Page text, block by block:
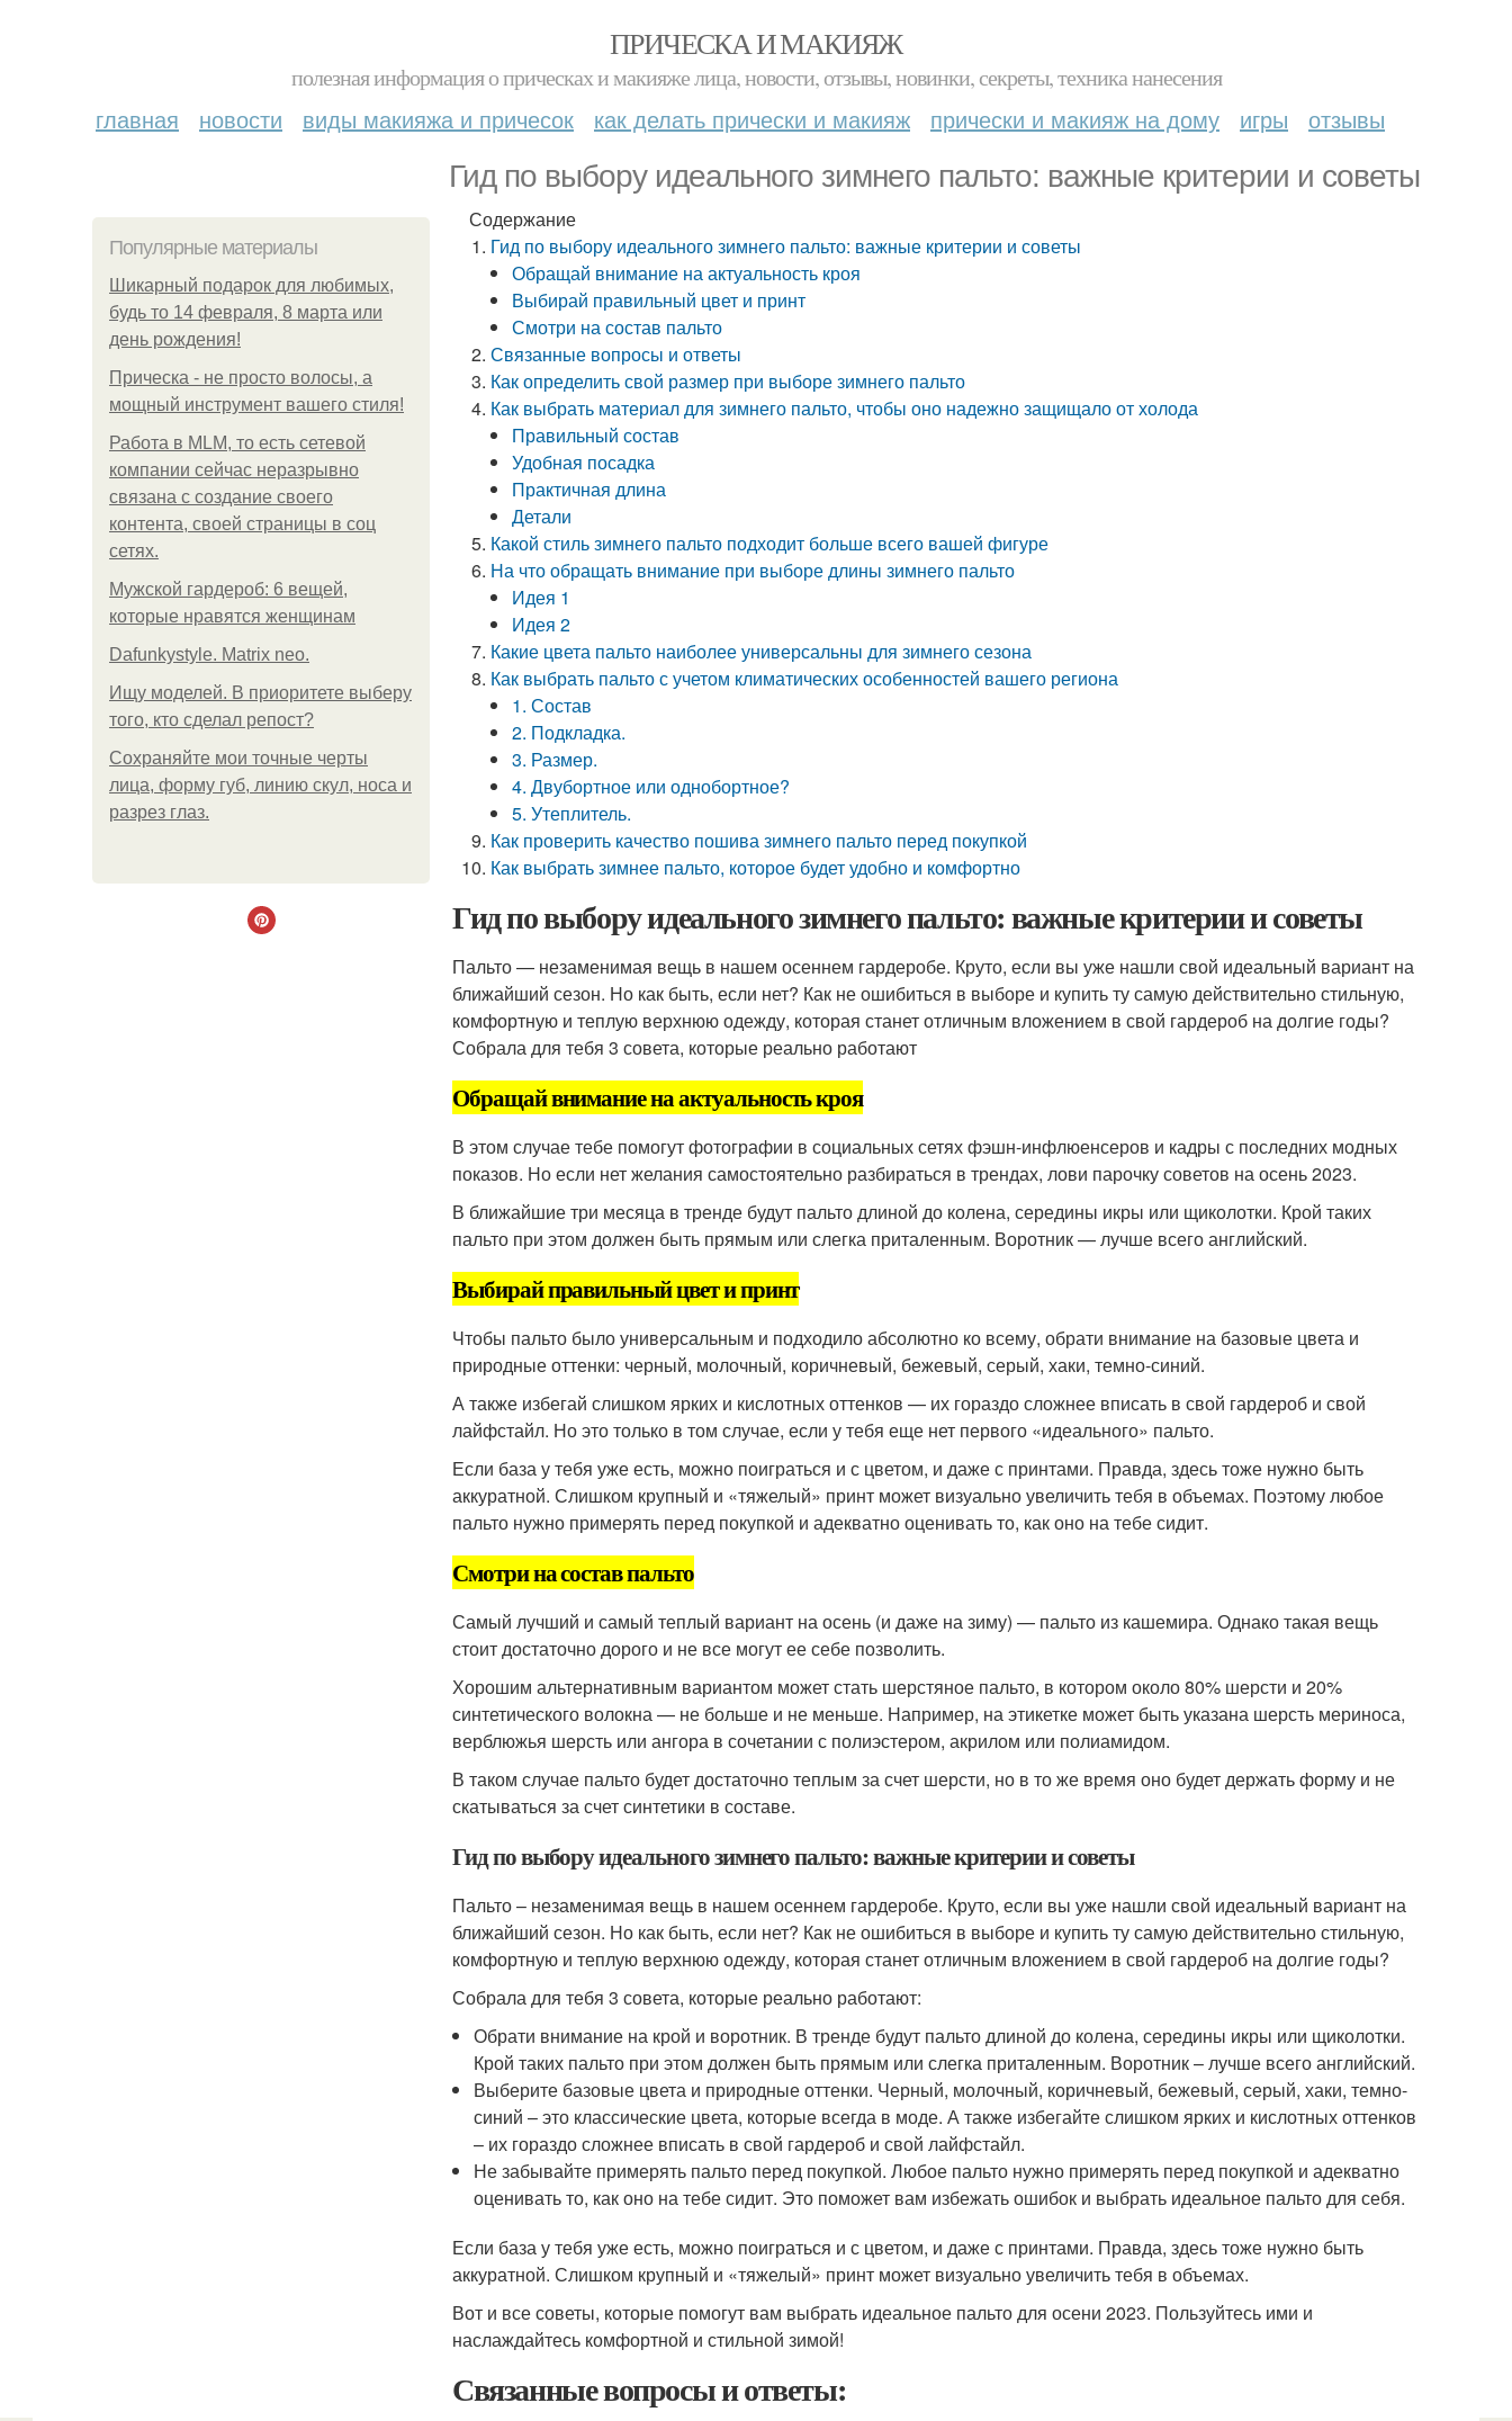
ПРИЧЕСКА И МАКИЯЖ
полезная информация о прическах и макияже лица, новости, отзывы, новинки, секреты, техника нанесения
главная новости виды макияжа и причесок как делать прически и макияж прически и макияж на дому игры отзывы
Гид по выбору идеального зимнего пальто: важные критерии и советы
Популярные материалы
Шикарный подарок для любимых,
будь то 14 февраля, 8 марта или
день рождения!
Прическа - не просто волосы, а
мощный инструмент вашего стиля!
Работа в MLM, то есть сетевой
компании сейчас неразрывно
связана с создание своего
контента, своей страницы в соц
сетях.
Мужской гардероб: 6 вещей,
которые нравятся женщинам
Dafunkystyle. Matrix neo.
Ищу моделей. В приоритете выберу
того, кто сделал репост?
Сохраняйте мои точные черты
лица, форму губ, линию скул, носа и
разрез глаз.
Содержание
Гид по выбору идеального зимнего пальто: важные критерии и советы
Обращай внимание на актуальность кроя
Выбирай правильный цвет и принт
Смотри на состав пальто
Связанные вопросы и ответы
Как определить свой размер при выборе зимнего пальто
Как выбрать материал для зимнего пальто, чтобы оно надежно защищало от холода
Правильный состав
Удобная посадка
Практичная длина
Детали
Какой стиль зимнего пальто подходит больше всего вашей фигуре
На что обращать внимание при выборе длины зимнего пальто
Идея 1
Идея 2
Какие цвета пальто наиболее универсальны для зимнего сезона
Как выбрать пальто с учетом климатических особенностей вашего региона
1. Состав
2. Подкладка.
3. Размер.
4. Двубортное или однобортное?
5. Утеплитель.
Как проверить качество пошива зимнего пальто перед покупкой
Как выбрать зимнее пальто, которое будет удобно и комфортно
Гид по выбору идеального зимнего пальто: важные критерии и советы
Пальто — незаменимая вещь в нашем осеннем гардеробе. Круто, если вы уже нашли свой идеальный вариант на
ближайший сезон. Но как быть, если нет? Как не ошибиться в выборе и купить ту самую действительно стильную,
комфортную и теплую верхнюю одежду, которая станет отличным вложением в свой гардероб на долгие годы?
Собрала для тебя 3 совета, которые реально работают
Обращай внимание на актуальность кроя
В этом случае тебе помогут фотографии в социальных сетях фэшн-инфлюенсеров и кадры с последних модных
показов. Но если нет желания самостоятельно разбираться в трендах, лови парочку советов на осень 2023.
В ближайшие три месяца в тренде будут пальто длиной до колена, середины икры или щиколотки. Крой таких
пальто при этом должен быть прямым или слегка приталенным. Воротник — лучше всего английский.
Выбирай правильный цвет и принт
Чтобы пальто было универсальным и подходило абсолютно ко всему, обрати внимание на базовые цвета и
природные оттенки: черный, молочный, коричневый, бежевый, серый, хаки, темно-синий.
А также избегай слишком ярких и кислотных оттенков — их гораздо сложнее вписать в свой гардероб и свой
лайфстайл. Но это только в том случае, если у тебя еще нет первого «идеального» пальто.
Если база у тебя уже есть, можно поиграться и с цветом, и даже с принтами. Правда, здесь тоже нужно быть
аккуратной. Слишком крупный и «тяжелый» принт может визуально увеличить тебя в объемах. Поэтому любое
пальто нужно примерять перед покупкой и адекватно оценивать то, как оно на тебе сидит.
Смотри на состав пальто
Самый лучший и самый теплый вариант на осень (и даже на зиму) — пальто из кашемира. Однако такая вещь
стоит достаточно дорого и не все могут ее себе позволить.
Хорошим альтернативным вариантом может стать шерстяное пальто, в котором около 80% шерсти и 20%
синтетического волокна — не больше и не меньше. Например, на этикетке может быть указана шерсть мериноса,
верблюжья шерсть или ангора в сочетании с полиэстером, акрилом или полиамидом.
В таком случае пальто будет достаточно теплым за счет шерсти, но в то же время оно будет держать форму и не
скатываться за счет синтетики в составе.
Гид по выбору идеального зимнего пальто: важные критерии и советы
Пальто – незаменимая вещь в нашем осеннем гардеробе. Круто, если вы уже нашли свой идеальный вариант на
ближайший сезон. Но как быть, если нет? Как не ошибиться в выборе и купить ту самую действительно стильную,
комфортную и теплую верхнюю одежду, которая станет отличным вложением в свой гардероб на долгие годы?
Собрала для тебя 3 совета, которые реально работают:
Обрати внимание на крой и воротник. В тренде будут пальто длиной до колена, середины икры или щиколотки.
Крой таких пальто при этом должен быть прямым или слегка приталенным. Воротник – лучше всего английский.
Выберите базовые цвета и природные оттенки. Черный, молочный, коричневый, бежевый, серый, хаки, темно-
синий – это классические цвета, которые всегда в моде. А также избегайте слишком ярких и кислотных оттенков
– их гораздо сложнее вписать в свой гардероб и свой лайфстайл.
Не забывайте примерять пальто перед покупкой. Любое пальто нужно примерять перед покупкой и адекватно
оценивать то, как оно на тебе сидит. Это поможет вам избежать ошибок и выбрать идеальное пальто для себя.
Если база у тебя уже есть, можно поиграться и с цветом, и даже с принтами. Правда, здесь тоже нужно быть
аккуратной. Слишком крупный и «тяжелый» принт может визуально увеличить тебя в объемах.
Вот и все советы, которые помогут вам выбрать идеальное пальто для осени 2023. Пользуйтесь ими и
наслаждайтесь комфортной и стильной зимой!
Связанные вопросы и ответы: